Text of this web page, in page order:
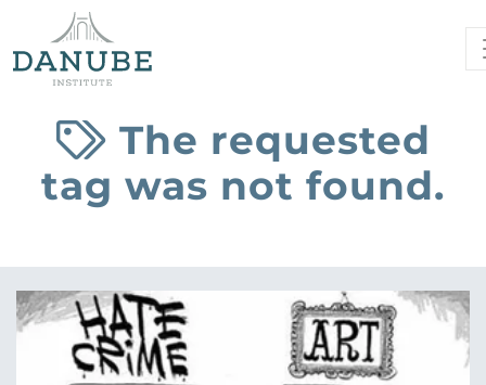
The requested
tag was not found.